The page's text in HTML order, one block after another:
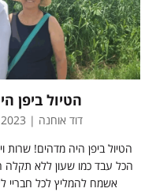
הטיול ביפן
דוד אוחנה | 21.07.2023 | יפן
הטיול ביפן היה מדהים! שרות
הכל עבד כמו שעון ללא
אשמח להמליץ לכל חבריי